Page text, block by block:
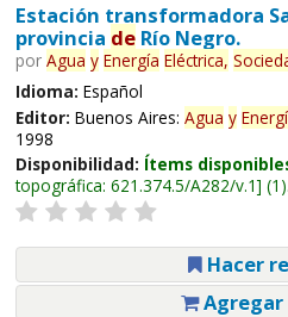
Estación transformadora
provincia deRío Negro.
por Agua y Energía Eléctrica,
Idioma: Español
Editor: Buenos Aires: Agua y
1998
Disponibilidad: Ítems
topográfica: 621.374.5/A282/v.1 (1).
Hacer